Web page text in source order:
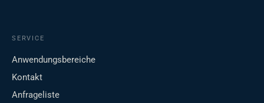
SERVICE
Anwendungsbereiche
Kontakt
Anfrageliste